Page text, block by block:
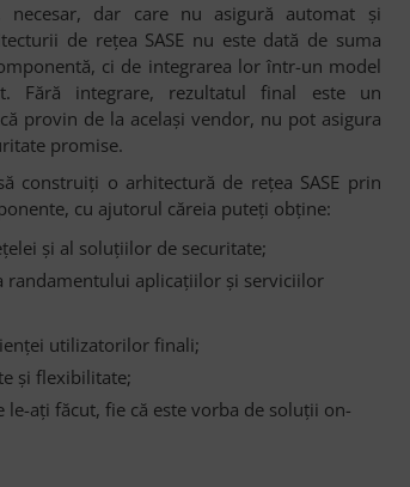
dar care nu asigură automat și
de rețea SASE nu este dată de suma
ci de integrarea lor într-un model
Fără integrare, rezultatul final este un
provin de la același vendor, nu pot asigura
promise.
construiți o arhitectură de rețea SASE prin
cu ajutorul căreia puteți obține:
și al soluțiilor de securitate;
randamentului aplicațiilor și serviciilor
utilizatorilor finali;
și flexibilitate;
ați făcut, fie că este vorba de soluții on-